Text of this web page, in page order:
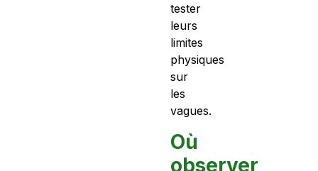
tester
leurs
limites
physiques
sur
les
vagues.
Où
observer